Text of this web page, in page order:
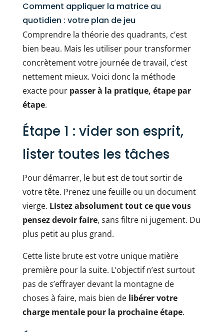
Comment appliquer la matrice au
quotidien : votre plan de jeu
Comprendre la théorie des quadrants, c’est
bien beau. Mais les utiliser pour transformer
concrètement votre journée de travail, c’est
nettement mieux. Voici donc la méthode
exacte pour passer à la pratique, étape par
étape.
Étape 1 : vider son esprit,
lister toutes les tâches
Pour démarrer, le but est de tout sortir de
votre tête. Prenez une feuille ou un document
vierge. Listez absolument tout ce que vous
pensez devoir faire, sans filtre ni jugement. Du
plus petit au plus grand.
Cette liste brute est votre unique matière
première pour la suite. L’objectif n’est surtout
pas de s’effrayer devant la montagne de
choses à faire, mais bien de libérer votre
charge mentale pour la prochaine étape.